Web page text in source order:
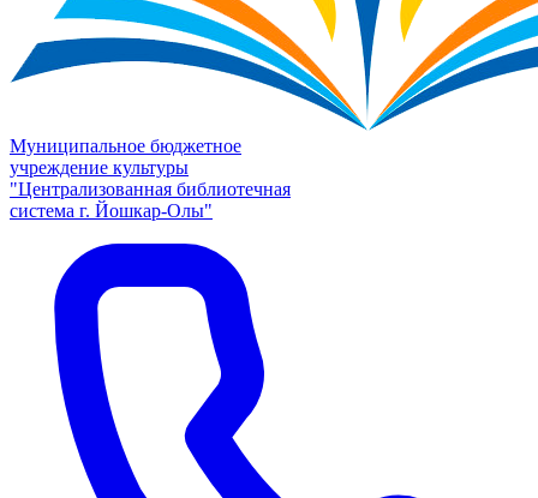
Муниципальное бюджетное
учреждение культуры
"Централизованная библиотечная
система г. Йошкар-Олы"